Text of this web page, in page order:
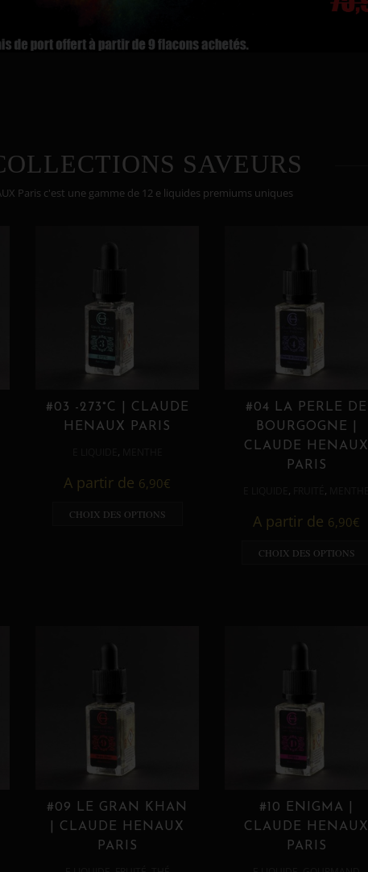
SAVEURS
Paris c'est une gamme de 12 e liquides premiums uniques
#03 -273°C | CLAUDE
HENAUX PARIS
,
A partir de 6,90€
CHOIX DES OPTIONS
#04 LA PERLE DE
BOURGOGNE |
CLAUDE HENAUX
PARIS
, ,
A partir de 6,90€
CHOIX DES OPTIONS
#09 LE GRAN KHAN
| CLAUDE HENAUX
PARIS
#10 ENIGMA |
CLAUDE HENAUX
PARIS